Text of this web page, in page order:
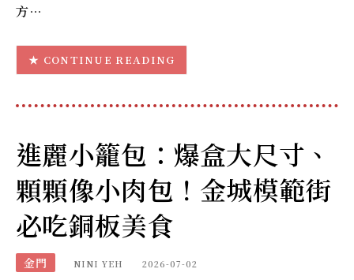
方…
CONTINUE READING
進麗小籠包：爆盒大尺寸、
顆顆像小肉包！金城模範街
必吃銅板美食
金門 NINI YEH 2026-07-02